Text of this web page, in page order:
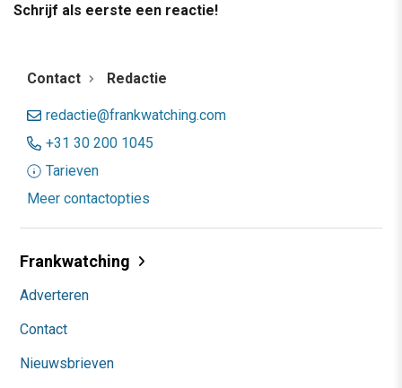
Schrijf als eerste een reactie!
Contact Redactie
redactie@frankwatching.com
+31 30 200 1045
Tarieven
Meer contactopties
Frankwatching
Adverteren
Contact
Nieuwsbrieven